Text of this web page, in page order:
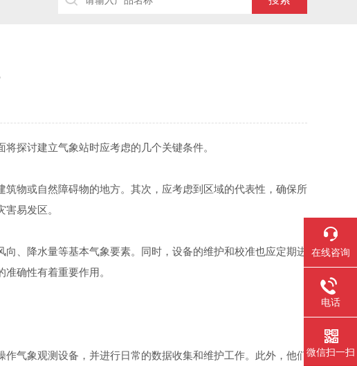
探讨建立气象站时应考虑的几个关键条件。
物或自然障碍物的地方。其次，应考虑到区域的代表性，确保所
易发区。
、降水量等基本气象要素。同时，设备的维护和校准也应定期进
确性有着重要作用。
气象观测设备，并进行日常的数据收集和维护工作。此外，他们
在线咨询
电话
微信扫一扫